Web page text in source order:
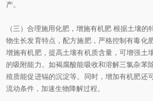
产。
（三）合理施用化肥，增施有机肥 根据土壤的
物生长发育特点，配方施肥，严格控制有毒化
增施有机肥，提高土壤有机质含量，可增强土
的吸附能力。如褐腐酸能吸收和溶解三氯杂苯
殖质能促进镉的沉淀等。同时，增加有机肥还
流动条件，加速生物降解过程。